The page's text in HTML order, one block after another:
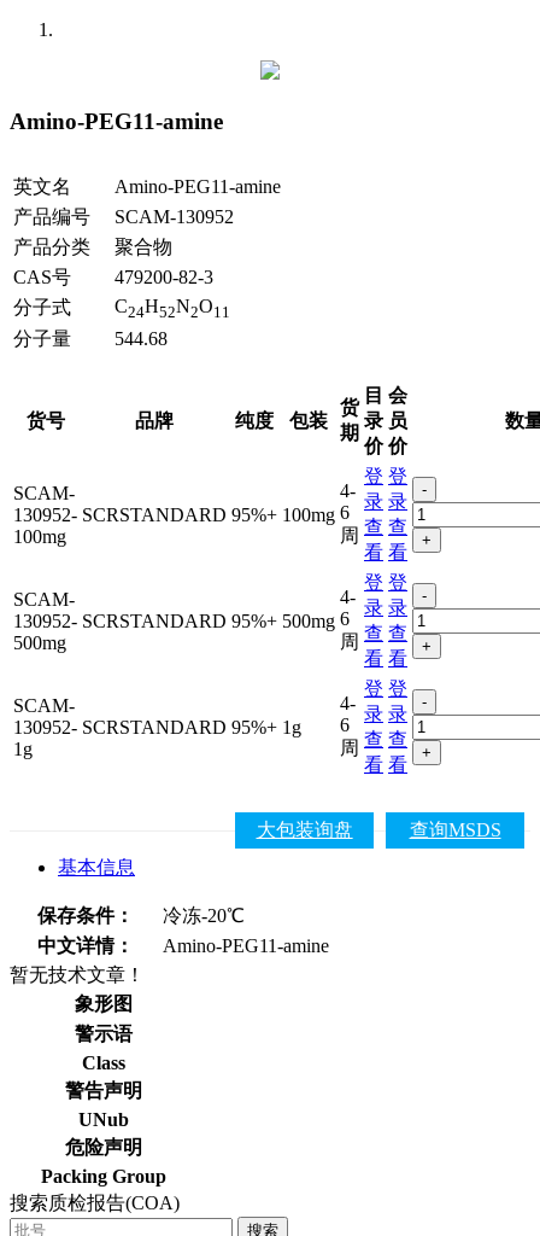
Amino-PEG11-amine
英文名
Amino-PEG11-amine
产品编号
SCAM-130952
产品分类
聚合物
CAS号
479200-82-3
分子式
C24H52N2O11
分子量 544.68
货号 品牌 纯度 包装
货
期
目
录
价
会
员
价
数
SCAM-
130952-
100mg
SCRSTANDARD 95%+ 100mg
4-
6
周
登
录
查
看
登
录
查
看
-
+
SCAM-
130952-
500mg
SCRSTANDARD 95%+ 500mg
4-
6
周
登
录
查
看
登
录
查
看
-
+
SCAM-
130952-
1g
SCRSTANDARD 95%+ 1g
4-
6
周
登
录
查
看
登
录
查
看
-
+
查询MSDS
大包装询盘
基本信息
保存条件：
冷冻-20℃
中文详情：
Amino-PEG11-amine
暂无技术文章！
象形图
警示语
Class
警告声明
UNub
危险声明
Packing Group
搜索质检报告(COA)
搜索